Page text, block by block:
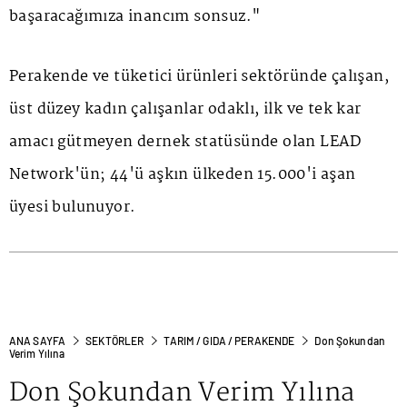
başaracağımıza inancım sonsuz."
Perakende ve tüketici ürünleri sektöründe çalışan,
üst düzey kadın çalışanlar odaklı, ilk ve tek kar
amacı gütmeyen dernek statüsünde olan LEAD
Network'ün; 44'ü aşkın ülkeden 15.000'i aşan
üyesi bulunuyor.
ANA SAYFA SEKTÖRLER TARIM / GIDA / PERAKENDE
Don Şokundan
Verim Yılına
Don Şokundan Verim Yılına